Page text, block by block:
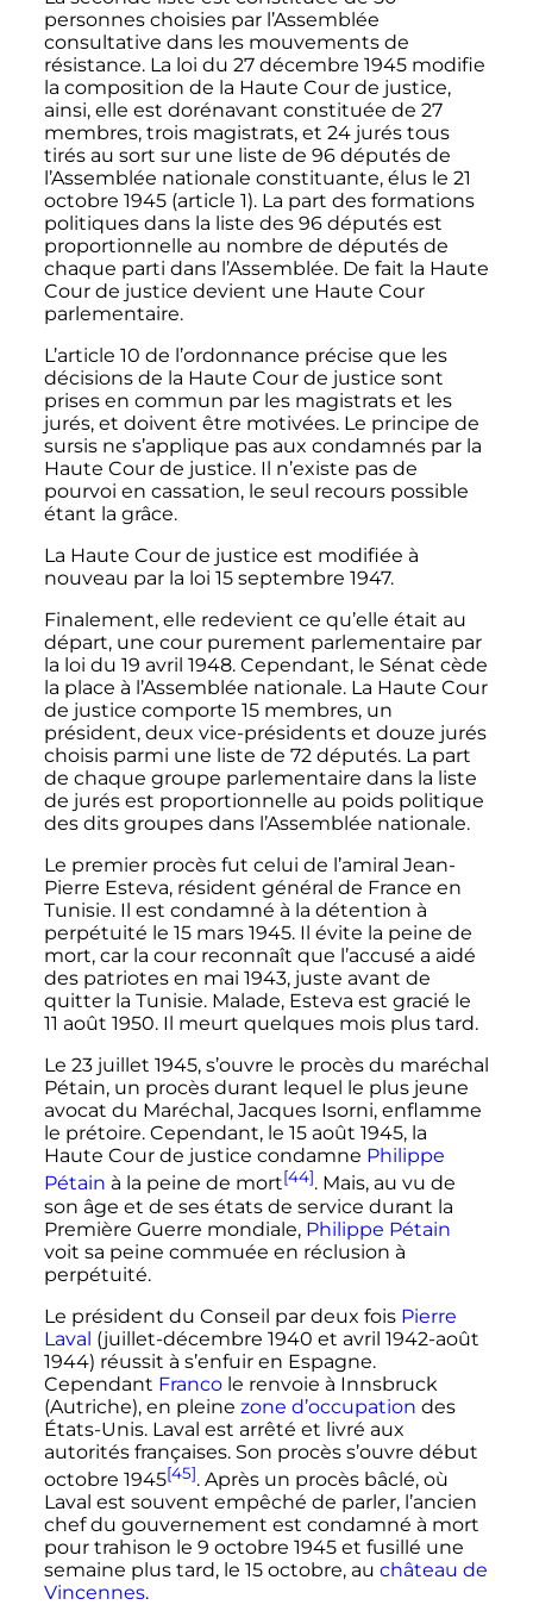
personnes choisies par l’Assemblée
consultative dans les mouvements de
résistance. La loi du 27 décembre 1945 modifie
la composition de la Haute Cour de justice,
ainsi, elle est dorénavant constituée de 27
membres, trois magistrats, et 24 jurés tous
tirés au sort sur une liste de 96 députés de
l’Assemblée nationale constituante, élus le 21
octobre 1945 (article 1). La part des formations
politiques dans la liste des 96 députés est
proportionnelle au nombre de députés de
chaque parti dans l’Assemblée. De fait la Haute
Cour de justice devient une Haute Cour
parlementaire.
L’article 10 de l’ordonnance précise que les
décisions de la Haute Cour de justice sont
prises en commun par les magistrats et les
jurés, et doivent être motivées. Le principe de
sursis ne s’applique pas aux condamnés par la
Haute Cour de justice. Il n’existe pas de
pourvoi en cassation, le seul recours possible
étant la grâce.
La Haute Cour de justice est modifiée à
nouveau par la loi 15 septembre 1947.
Finalement, elle redevient ce qu’elle était au
départ, une cour purement parlementaire par
la loi du 19 avril 1948. Cependant, le Sénat cède
la place à l’Assemblée nationale. La Haute Cour
de justice comporte 15 membres, un
président, deux vice-présidents et douze jurés
choisis parmi une liste de 72 députés. La part
de chaque groupe parlementaire dans la liste
de jurés est proportionnelle au poids politique
des dits groupes dans l’Assemblée nationale.
Le premier procès fut celui de l’amiral Jean-
Pierre Esteva, résident général de France en
Tunisie. Il est condamné à la détention à
perpétuité le 15 mars 1945. Il évite la peine de
mort, car la cour reconnaît que l’accusé a aidé
des patriotes en mai 1943, juste avant de
quitter la Tunisie. Malade, Esteva est gracié le
11 août 1950. Il meurt quelques mois plus tard.
Le 23 juillet 1945, s’ouvre le procès du maréchal
Pétain, un procès durant lequel le plus jeune
avocat du Maréchal, Jacques Isorni, enflamme
le prétoire. Cependant, le 15 août 1945, la
Haute Cour de justice condamne Philippe
Pétain à la peine de mort[44]. Mais, au vu de
son âge et de ses états de service durant la
Première Guerre mondiale, Philippe Pétain
voit sa peine commuée en réclusion à
perpétuité.
Le président du Conseil par deux fois Pierre
Laval (juillet-décembre 1940 et avril 1942-août
1944) réussit à s’enfuir en Espagne.
Cependant Francole renvoie à Innsbruck
(Autriche), en pleine zone d’occupation des
États-Unis. Laval est arrêté et livré aux
autorités françaises. Son procès s’ouvre début
octobre 1945[45]. Après un procès bâclé, où
Laval est souvent empêché de parler, l’ancien
chef du gouvernement est condamné à mort
pour trahison le 9 octobre 1945 et fusillé une
semaine plus tard, le 15 octobre, au château de
Vincennes.